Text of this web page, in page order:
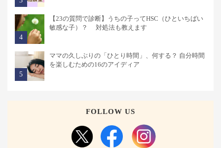
【23の質問で診断】うちの子ってHSC（ひといちばい
敏感な子）？ 対処法も教えます
ママの久しぶりの「ひとり時間」、何する？ 自分時間
を楽しむための16のアイディア
FOLLOW US